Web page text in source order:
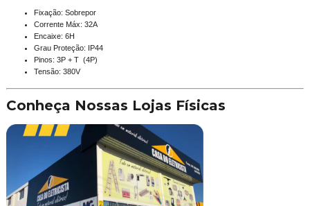
Fixação: Sobrepor
Corrente Máx: 32A
Encaixe: 6H
Grau Proteção: IP44
Pinos: 3P + T (4P)
Tensão: 380V
Conheça Nossas Lojas Físicas